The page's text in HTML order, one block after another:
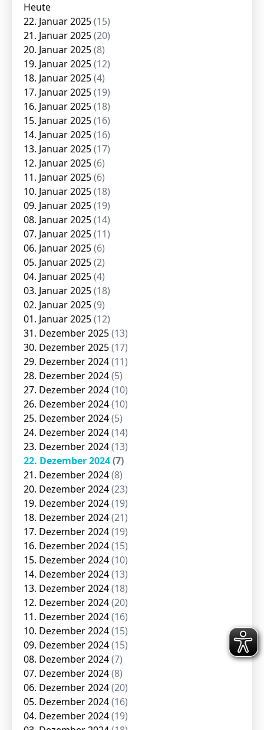
Heute
22. Januar 2025(15)
21. Januar 2025(20)
20. Januar 2025(8)
19. Januar 2025(12)
18. Januar 2025(4)
17. Januar 2025(19)
16. Januar 2025(18)
15. Januar 2025(16)
14. Januar 2025(16)
13. Januar 2025(17)
12. Januar 2025(6)
11. Januar 2025(6)
10. Januar 2025(18)
09. Januar 2025(19)
08. Januar 2025(14)
07. Januar 2025(11)
06. Januar 2025(6)
05. Januar 2025(2)
04. Januar 2025(4)
03. Januar 2025(18)
02. Januar 2025(9)
01. Januar 2025(12)
31. Dezember 2025(13)
30. Dezember 2025(17)
29. Dezember 2024(11)
28. Dezember 2024(5)
27. Dezember 2024(10)
26. Dezember 2024(10)
25. Dezember 2024(5)
24. Dezember 2024(14)
23. Dezember 2024(13)
22. Dezember 2024(7)
21. Dezember 2024(8)
20. Dezember 2024(23)
19. Dezember 2024(19)
18. Dezember 2024(21)
17. Dezember 2024(19)
16. Dezember 2024(15)
15. Dezember 2024(10)
14. Dezember 2024(13)
13. Dezember 2024(18)
12. Dezember 2024(20)
11. Dezember 2024(16)
10. Dezember 2024(15)
09. Dezember 2024(15)
08. Dezember 2024(7)
07. Dezember 2024(8)
06. Dezember 2024(20)
05. Dezember 2024(16)
04. Dezember 2024(19)